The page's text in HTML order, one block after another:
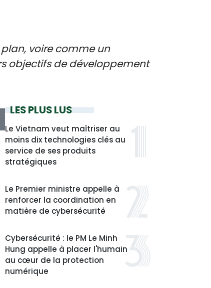
voire comme un
objectifs de développement
LES PLUS LUS
Le Vietnam veut maîtriser au
moins dix technologies clés au
service de ses produits
stratégiques
Le Premier ministre appelle à
renforcer la coordination en
matière de cybersécurité
Cybersécurité : le PM Le Minh
Hung appelle à placer l'humain
au cœur de la protection
numérique